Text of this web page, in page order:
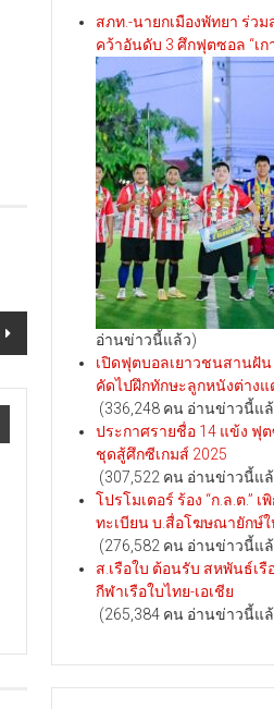
สภท.-นายกเมืองพัทยา ร่ว
คว้าอันดับ 3 ศึกฟุตซอล “เก
อ่านข่าวนี้แล้ว)
เปิดฟุตบอลเยาวชนสานฝั
คัดไปฝึกทักษะลูกหนังต่าง
(336,248 คน อ่านข่าวนี้แ
ประกาศรายชื่อ 14 แข้ง ฟุ
ชุดสู้ศึกซีเกมส์ 2025
(307,522 คน อ่านข่าวนี้แ
โปรโมเตอร์ ร้อง “ก.ล.ต.”
ทะเบียน บ.สื่อโฆษณายักษ์
(276,582 คน อ่านข่าวนี้แ
ส.เรือใบ ต้อนรับ สหพันธ์เ
กีฬาเรือใบไทย-เอเชีย
(265,384 คน อ่านข่าวนี้แ